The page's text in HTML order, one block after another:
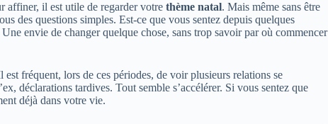
affiner, il est utile de regarder votre thème natal. Mais même sans être
des questions simples. Est-ce que vous sentez depuis quelques
envie de changer quelque chose, sans trop savoir par où commencer
fréquent, lors de ces périodes, de voir plusieurs relations se
déclarations tardives. Tout semble s’accélérer. Si vous sentez que
déjà dans votre vie.